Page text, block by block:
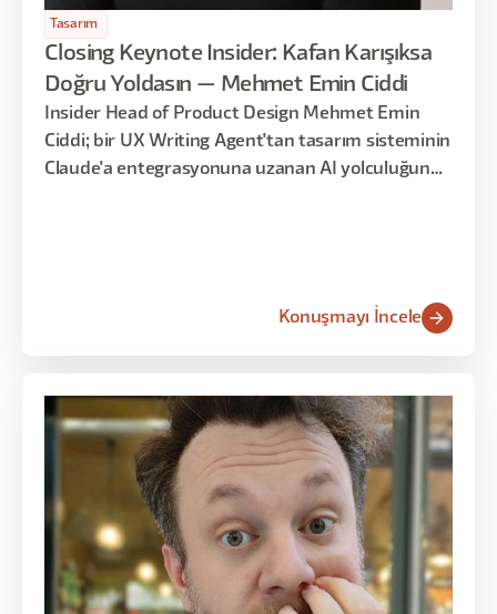
Tasarım
Closing Keynote Insider: Kafan Karışıksa
Doğru Yoldasın — Mehmet Emin Ciddi
Insider Head of Product Design Mehmet Emin
Ciddi; bir UX Writing Agent'tan tasarım sisteminin
Claude'a entegrasyonuna uzanan AI yolculuğunu,
Konuşmayı İncele